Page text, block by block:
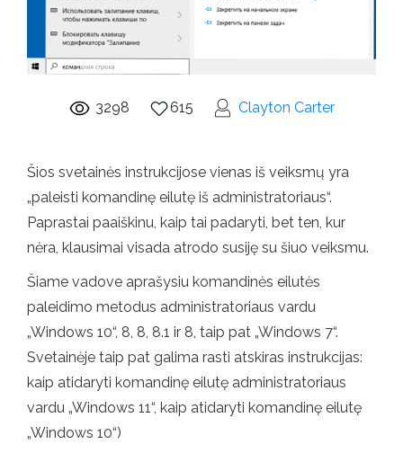
3298 615 Clayton Carter
Šios svetainės instrukcijose vienas iš veiksmų yra
„paleisti komandinę eilutę iš administratoriaus“.
Paprastai paaiškinu, kaip tai padaryti, bet ten, kur
nėra, klausimai visada atrodo susiję su šiuo veiksmu.
Šiame vadove aprašysiu komandinės eilutės
paleidimo metodus administratoriaus vardu
„Windows 10“, 8, 8, 8.1 ir 8, taip pat „Windows 7“.
Svetainėje taip pat galima rasti atskiras instrukcijas:
kaip atidaryti komandinę eilutę administratoriaus
vardu „Windows 11“, kaip atidaryti komandinę eilutę
„Windows 10“)